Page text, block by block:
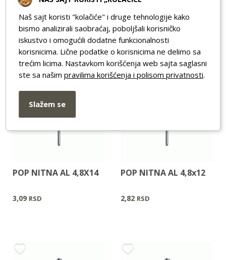
23,00RSD 3,23RSD
POP NITNA AL 4,8X14
3,09 RSD
POP NITNA AL 4,8x12
2,82 RSD
Naš sajt koristi "kolačiće" i druge tehnologije kako
bismo analizirali saobraćaj, poboljšali korisničko
iskustvo i omogućili dodatne funkcionalnosti
korisnicima. Lične podatke o korisnicima ne delimo sa
trećim licima. Nastavkom korišćenja web sajta saglasni
ste sa našimpravilima korišćenja i polisom privatnosti.
Slažem se